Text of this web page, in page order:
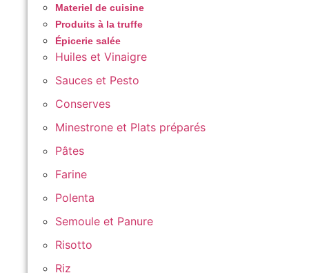
Materiel de cuisine
Produits à la truffe
Épicerie salée
Huiles et Vinaigre
Sauces et Pesto
Conserves
Minestrone et Plats préparés
Pâtes
Farine
Polenta
Semoule et Panure
Risotto
Riz